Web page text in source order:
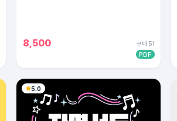
8,500
구매 51
PDF
5.0